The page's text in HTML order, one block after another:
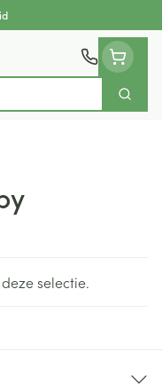
Zoek
selectie.